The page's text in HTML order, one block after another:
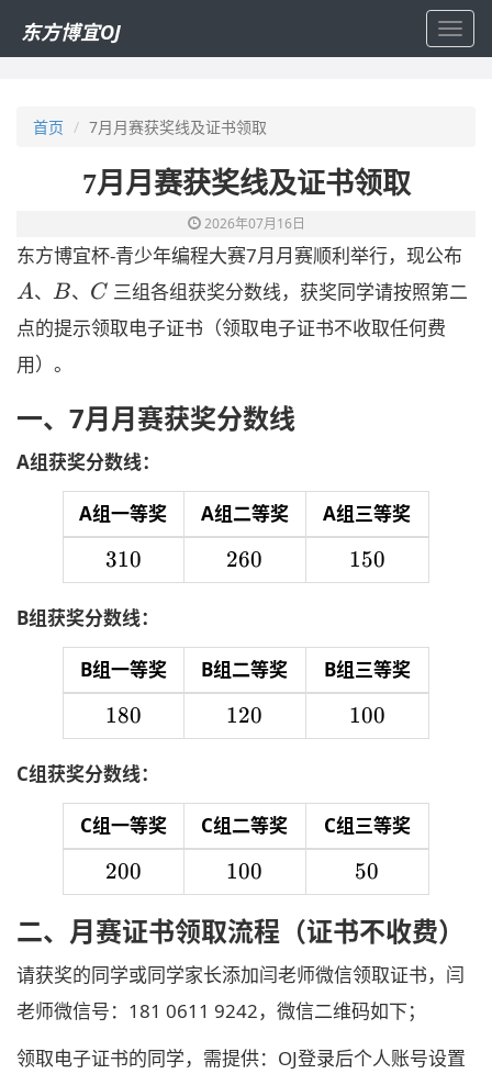
东方博宜OJ
首页 7月月赛获奖线及证书领取
7月月赛获奖线及证书领取
2026年07月16日
东方博宜杯-青少年编程大赛7月月赛顺利举行，现公布
A、 B
B、 C
C 三组各组获奖分数线，获奖同学请按照第二
点的提示领取电子证书（领取电子证书不收取任何费
用）。
一、7月月赛获奖分数线
A组获奖分数线：
A组一等奖 A组二等奖 A组三等奖
310
310 260
260 150
150
B组获奖分数线：
B组一等奖 B组二等奖 B组三等奖
180
180 120
120 100
100
C组获奖分数线：
C组一等奖 C组二等奖 C组三等奖
200
200 100
100 50
50
二、月赛证书领取流程（证书不收费）
请获奖的同学或同学家长添加闫老师微信领取证书，闫
老师微信号：181 0611 9242，微信二维码如下；
领取电子证书的同学，需提供：OJ登录后个人账号设置